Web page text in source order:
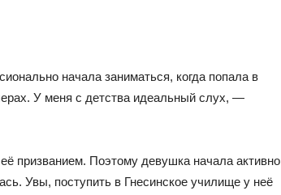
начала заниматься, когда попала в
У меня с детства идеальный слух, —
призванием. Поэтому девушка начала активно
Увы, поступить в Гнесинское училище у неё